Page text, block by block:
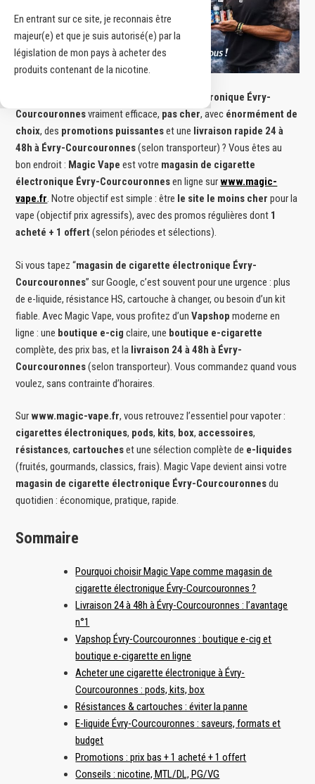
En entrant sur ce site, je reconnais être
majeur(e) et que je suis autorisé(e) par la
législation de mon pays à acheter des
produits contenant de la nicotine.
magasin de cigarette électronique Évry-
Courcouronnesvraiment efficace, pas cher, avec énormément de
choix, des promotions puissanteset une livraison rapide 24 à
48h à Évry-Courcouronnes(selon transporteur) ? Vous êtes au
bon endroit : Magic Vape est votre magasin de cigarette
électronique Évry-Courcouronnesen ligne surwww.magic-
vape.fr. Notre objectif est simple : être le site le moins cher pour la
vape (objectif prix agressifs), avec des promos régulières dont 1
acheté + 1 offert (selon périodes et sélections).
Si vous tapez “magasin de cigarette électronique Évry-
Courcouronnes” sur Google, c’est souvent pour une urgence : plus
de e-liquide, résistance HS, cartouche à changer, ou besoin d’un kit
fiable. Avec Magic Vape, vous profitez d’unVapshop moderne en
ligne : une boutique e-cig claire, une boutique e-cigarette
complète, des prix bas, et la livraison 24 à 48h à Évry-
Courcouronnes(selon transporteur). Vous commandez quand vous
voulez, sans contrainte d’horaires.
Surwww.magic-vape.fr, vous retrouvez l’essentiel pour vapoter :
cigarettes électroniques, pods, kits, box,accessoires,
résistances, cartoucheset une sélection complète de e-liquides
(fruités, gourmands, classics, frais). Magic Vape devient ainsi votre
magasin de cigarette électronique Évry-Courcouronnesdu
quotidien : économique, pratique, rapide.
Sommaire
Pourquoi choisir Magic Vape comme magasin de
cigarette électronique Évry-Courcouronnes ?
Livraison 24 à 48h à Évry-Courcouronnes : l’avantage
n°1
Vapshop Évry-Courcouronnes : boutique e-cig et
boutique e-cigarette en ligne
Acheter une cigarette électronique à Évry-
Courcouronnes : pods, kits, box
Résistances & cartouches : éviter la panne
E-liquide Évry-Courcouronnes : saveurs, formats et
budget
Promotions : prix bas + 1 acheté + 1 offert
Conseils : nicotine, MTL/DL, PG/VG